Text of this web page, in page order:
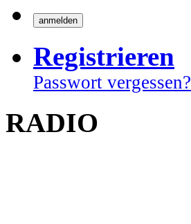
Registrieren
Passwort vergessen?
RADIO